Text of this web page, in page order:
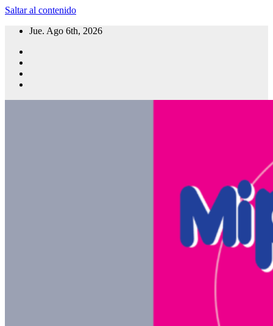
Saltar al contenido
Jue. Ago 6th, 2026